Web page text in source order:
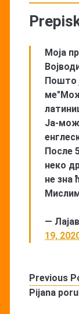
Моја
Пошто
Ја-
После
неко
не зна
—
19,
Previous
Pijana